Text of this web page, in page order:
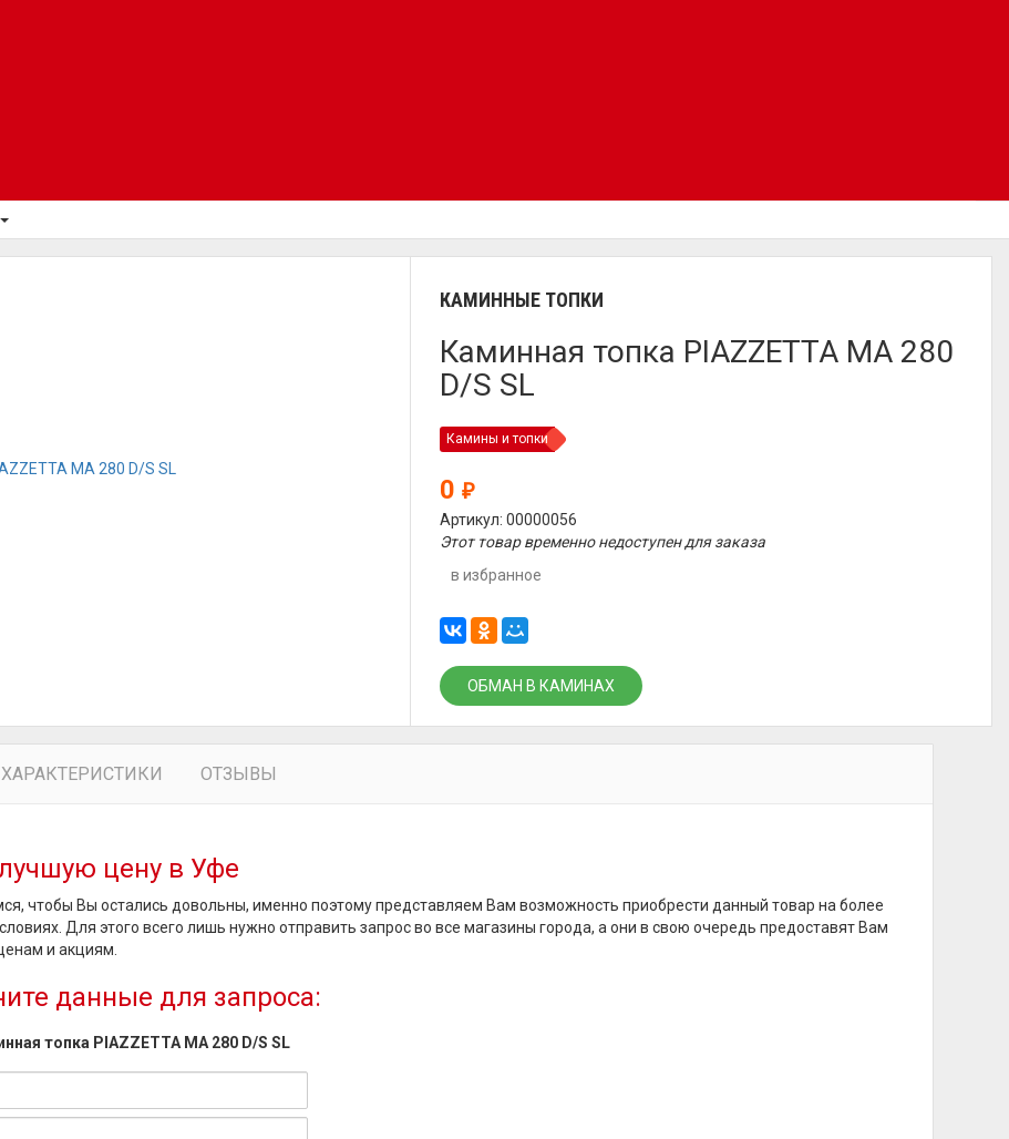
КАМИННЫЕ ТОПКИ
Каминная топка PIAZZETTA MA 280
D/S SL
Камины и топки
0₽
Артикул: 00000056
Этот товар временно недоступен для заказа
в избранное
ОБМАН В КАМИНАХ
ХАРАКТЕРИСТИКИ ОТЗЫВЫ
цену в Уфе
чтобы Вы остались довольны, именно поэтому представляем Вам возможность приобрести данный товар на более
Для этого всего лишь нужно отправить запрос во все магазины города, а они в свою очередь предоставят Вам
и акциям.
данные для запроса:
топка PIAZZETTA MA 280 D/S SL